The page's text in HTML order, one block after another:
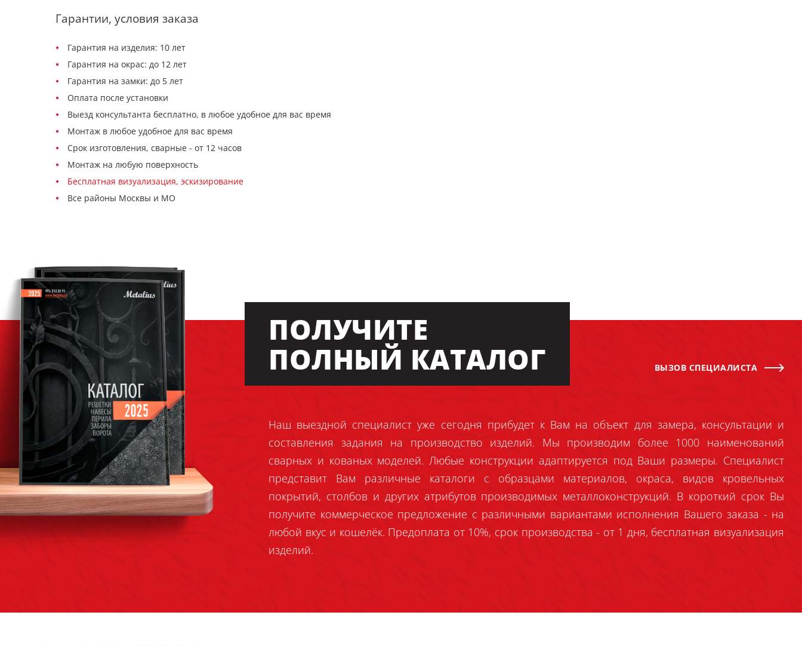
Гарантии, условия заказа
Гарантия на изделия: 10 лет
Гарантия на окрас: до 12 лет
Гарантия на замки: до 5 лет
Оплата после установки
Выезд консультанта бесплатно, в любое удобное для вас время
Монтаж в любое удобное для вас время
Срок изготовления, сварные - от 12 часов
Монтаж на любую поверхность
Бесплатная визуализация, эскизирование
Все районы Москвы и МО
ПОЛУЧИТЕ
ПОЛНЫЙ КАТАЛОГ
ВЫЗОВ СПЕЦИАЛИСТА
Наш выездной специалист уже сегодня прибудет к Вам на объект для замера, консультации и
составления задания на производство изделий. Мы производим более 1000 наименований
сварных и кованых моделей. Любые конструкции адаптируется под Ваши размеры. Специалист
представит Вам различные каталоги с образцами материалов, окраса, видов кровельных
покрытий, столбов и других атрибутов производимых металлоконструкций. В короткий срок Вы
получите коммерческое предложение с различными вариантами исполнения Вашего заказа - на
любой вкус и кошелёк. Предоплата от 10%, срок производства - от 1 дня, бесплатная визуализация
изделий.